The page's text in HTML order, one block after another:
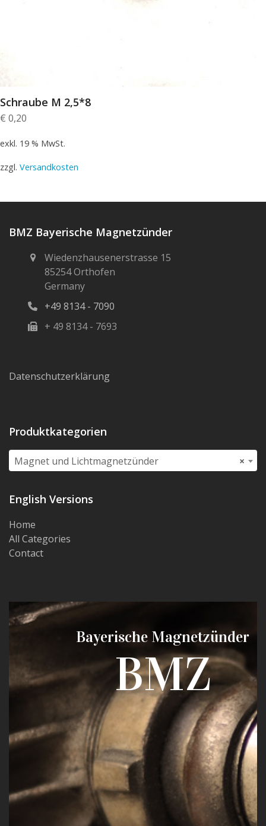
Schraube M 2,5*8
€ 0,20
exkl. 19 % MwSt.
zzgl. Versandkosten
BMZ Bayerische Magnetzünder
Wiedenzhausenerstrasse 15
85254 Orthofen
Germany
+49 8134 - 7090
+ 49 8134 - 7693
Datenschutzerklärung
Produktkategorien
×
Magnet und Lichtmagnetzünder
English Versions
Home
All Categories
Contact
Bayerische Magnetzünder
BMZ